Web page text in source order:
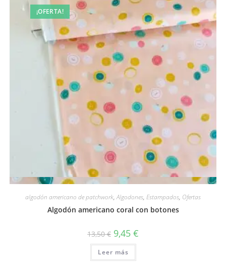
¡OFERTA!
Vista rápida
algodón americano de patchwork,Algodones, Estampados, Ofertas
Algodón americano coral con botones
13,50€ El
precio
original
era:
13,50 €.
9,45 €
Leer más